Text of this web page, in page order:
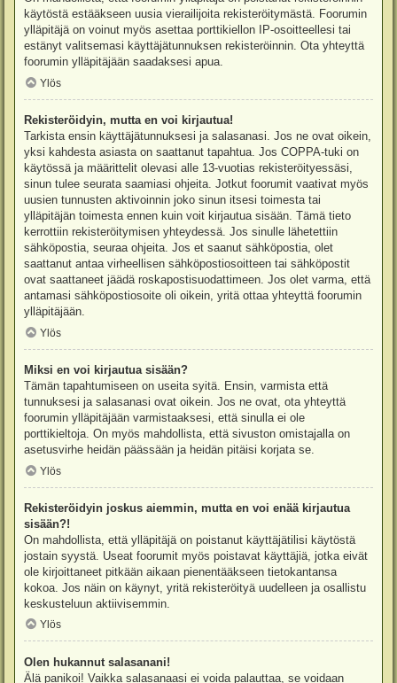
käytöstä estääkseen uusia vierailijoita rekisteröitymästä. Foorumin
ylläpitäjä on voinut myös asettaa porttikiellon IP-osoitteellesi tai
estänyt valitsemasi käyttäjätunnuksen rekisteröinnin. Ota yhteyttä
foorumin ylläpitäjään saadaksesi apua.
Ylös
Rekisteröidyin, mutta en voi kirjautua!
Tarkista ensin käyttäjätunnuksesi ja salasanasi. Jos ne ovat oikein,
yksi kahdesta asiasta on saattanut tapahtua. Jos COPPA-tuki on
käytössä ja määrittelit olevasi alle 13-vuotias rekisteröityessäsi,
sinun tulee seurata saamiasi ohjeita. Jotkut foorumit vaativat myös
uusien tunnusten aktivoinnin joko sinun itsesi toimesta tai
ylläpitäjän toimesta ennen kuin voit kirjautua sisään. Tämä tieto
kerrottiin rekisteröitymisen yhteydessä. Jos sinulle lähetettiin
sähköpostia, seuraa ohjeita. Jos et saanut sähköpostia, olet
saattanut antaa virheellisen sähköpostiosoitteen tai sähköpostit
ovat saattaneet jäädä roskapostisuodattimeen. Jos olet varma, että
antamasi sähköpostiosoite oli oikein, yritä ottaa yhteyttä foorumin
ylläpitäjään.
Ylös
Miksi en voi kirjautua sisään?
Tämän tapahtumiseen on useita syitä. Ensin, varmista että
tunnuksesi ja salasanasi ovat oikein. Jos ne ovat, ota yhteyttä
foorumin ylläpitäjään varmistaaksesi, että sinulla ei ole
porttikieltoja. On myös mahdollista, että sivuston omistajalla on
asetusvirhe heidän päässään ja heidän pitäisi korjata se.
Ylös
Rekisteröidyin joskus aiemmin, mutta en voi enää kirjautua
sisään?!
On mahdollista, että ylläpitäjä on poistanut käyttäjätilisi käytöstä
jostain syystä. Useat foorumit myös poistavat käyttäjiä, jotka eivät
ole kirjoittaneet pitkään aikaan pienentääkseen tietokantansa
kokoa. Jos näin on käynyt, yritä rekisteröityä uudelleen ja osallistu
keskusteluun aktiivisemmin.
Ylös
Olen hukannut salasanani!
Älä panikoi! Vaikka salasanaasi ei voida palauttaa, se voidaan